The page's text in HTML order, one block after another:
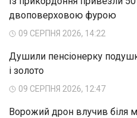
двоповерховою фурою
09 СЕРПНЯ 2026, 14:22
Душили пенсіонерку
і золото
09 СЕРПНЯ 2026, 12:47
Ворожий дрон влучив біля